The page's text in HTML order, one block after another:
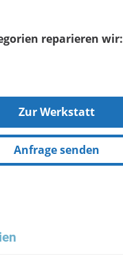
reparieren wir:
Zur Werkstatt
Anfrage senden